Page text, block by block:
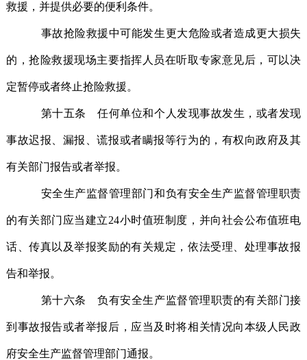
救援，并提供必要的便利条件。
事故抢险救援中可能发生更大危险或者造成更大损失
的，抢险救援现场主要指挥人员在听取专家意见后，可以决
定暂停或者终止抢险救援。
第十五条 任何单位和个人发现事故发生，或者发现
事故迟报、漏报、谎报或者瞒报等行为的，有权向政府及其
有关部门报告或者举报。
安全生产监督管理部门和负有安全生产监督管理职责
的有关部门应当建立24小时值班制度，并向社会公布值班电
话、传真以及举报奖励的有关规定，依法受理、处理事故报
告和举报。
第十六条 负有安全生产监督管理职责的有关部门接
到事故报告或者举报后，应当及时将相关情况向本级人民政
府安全生产监督管理部门通报。